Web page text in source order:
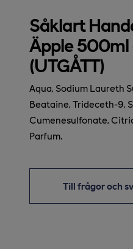
Såklart
Äpple 500ml
(UTGÅTT)
Aqua, Sodium Laureth
Beataine, Trideceth-9,
Cumenesulfonate,
Parfum.
Till frågor och